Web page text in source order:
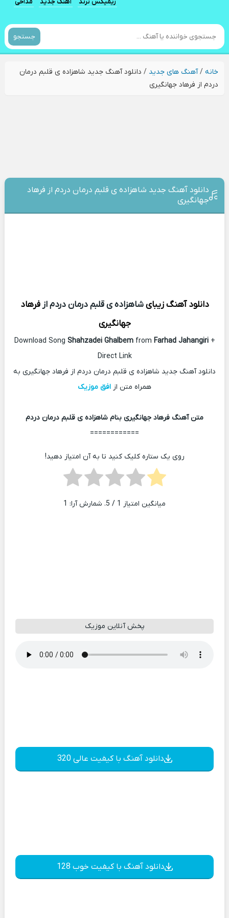
جستجو
خانه/آهنگ های جدید / دانلود آهنگ جدید شاهزاده ی قلبم درمان
دردم از فرهاد جهانگیری
دانلود آهنگ جدید شاهزاده ی قلبم درمان دردم از فرهاد
جهانگیری
دانلود آهنگ زیبای شاهزاده ی قلبم درمان دردم ازفرهاد
جهانگیری
Download Song Shahzadei Ghalbemfrom Farhad Jahangiri+
Direct Link
دانلود آهنگ جدید شاهزاده ی قلبم درمان دردم از فرهاد جهانگیری به
همراه متن از افق موزیک
متن آهنگ فرهاد جهانگیری بنام شاهزاده ی قلبم درمان دردم
============
روی یک ستاره کلیک کنید تا به آن امتیاز دهید!
میانگین امتیاز 1 / 5. شمارش آرا: 1
پخش آنلاین موزیک
دانلود آهنگ با کیفیت عالی 320
دانلود آهنگ با کیفیت خوب 128